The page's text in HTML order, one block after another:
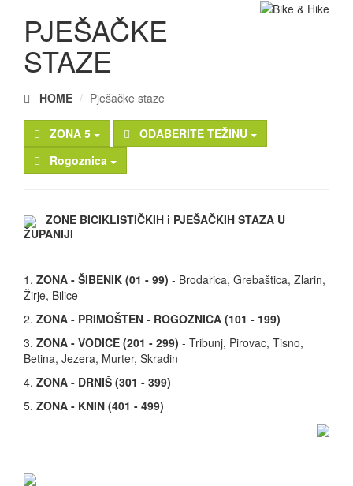
PJEŠAČKE
STAZE
HOME Pješačke staze
ZONA 5
ODABERITE TEŽINU
Rogoznica
ZONE BICIKLISTIČKIH i PJEŠAČKIH STAZA U
ŽUPANIJI
1. ZONA - ŠIBENIK (01 - 99) - Brodarica, Grebaštica, Zlarin,
Žirje, Bilice
2. ZONA - PRIMOŠTEN - ROGOZNICA (101 - 199)
3. ZONA - VODICE (201 - 299) - Tribunj, Pirovac, Tisno,
Betina, Jezera, Murter, Skradin
4. ZONA - DRNIŠ (301 - 399)
5. ZONA - KNIN (401 - 499)